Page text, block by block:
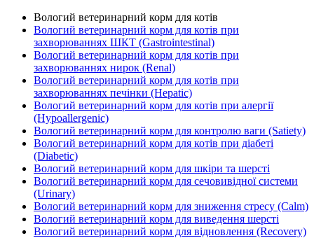
Вологий ветеринарний корм для котів
Вологий ветеринарний корм для котів при
захворюваннях ШКТ (Gastrointestinal)
Вологий ветеринарний корм для котів при
захворюваннях нирок (Renal)
Вологий ветеринарний корм для котів при
захворюваннях печінки (Hepatic)
Вологий ветеринарний корм для котів при алергії
(Hypoallergenic)
Вологий ветеринарний корм для контролю ваги (Satiety)
Вологий ветеринарний корм для котів при діабеті
(Diabetic)
Вологий ветеринарний корм для шкіри та шерсті
Вологий ветеринарний корм для сечовивідної системи
(Urinary)
Вологий ветеринарний корм для зниження стресу (Calm)
Вологий ветеринарний корм для виведення шерсті
Вологий ветеринарний корм для відновлення (Recovery)